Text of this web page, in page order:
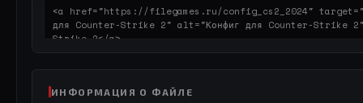
ИНФОРМАЦИЯ О ФАЙЛЕ